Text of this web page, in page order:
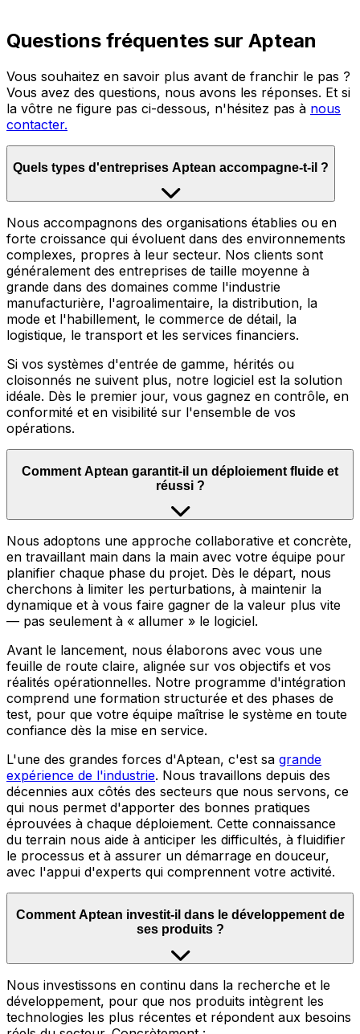
Questions fréquentes sur Aptean
Vous souhaitez en savoir plus avant de franchir le pas ?
Vous avez des questions, nous avons les réponses. Et si
la vôtre ne figure pas ci-dessous, n'hésitez pas à nous
contacter.
Quels types d'entreprises Aptean accompagne-t-il ?
Nous accompagnons des organisations établies ou en
forte croissance qui évoluent dans des environnements
complexes, propres à leur secteur. Nos clients sont
généralement des entreprises de taille moyenne à
grande dans des domaines comme l'industrie
manufacturière, l'agroalimentaire, la distribution, la
mode et l'habillement, le commerce de détail, la
logistique, le transport et les services financiers.
Si vos systèmes d'entrée de gamme, hérités ou
cloisonnés ne suivent plus, notre logiciel est la solution
idéale. Dès le premier jour, vous gagnez en contrôle, en
conformité et en visibilité sur l'ensemble de vos
opérations.
Comment Aptean garantit-il un déploiement fluide et
réussi ?
Nous adoptons une approche collaborative et concrète,
en travaillant main dans la main avec votre équipe pour
planifier chaque phase du projet. Dès le départ, nous
cherchons à limiter les perturbations, à maintenir la
dynamique et à vous faire gagner de la valeur plus vite
— pas seulement à « allumer » le logiciel.
Avant le lancement, nous élaborons avec vous une
feuille de route claire, alignée sur vos objectifs et vos
réalités opérationnelles. Notre programme d'intégration
comprend une formation structurée et des phases de
test, pour que votre équipe maîtrise le système en toute
confiance dès la mise en service.
L'une des grandes forces d'Aptean, c'est sa grande
expérience de l'industrie. Nous travaillons depuis des
décennies aux côtés des secteurs que nous servons, ce
qui nous permet d'apporter des bonnes pratiques
éprouvées à chaque déploiement. Cette connaissance
du terrain nous aide à anticiper les difficultés, à fluidifier
le processus et à assurer un démarrage en douceur,
avec l'appui d'experts qui comprennent votre activité.
Comment Aptean investit-il dans le développement de
ses produits ?
Nous investissons en continu dans la recherche et le
développement, pour que nos produits intègrent les
technologies les plus récentes et répondent aux besoins